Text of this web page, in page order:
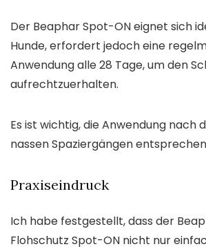
Der Beaphar Spot-ON eignet sich
Hunde, erfordert jedoch eine
Anwendung alle 28 Tage, um den
aufrechtzuerhalten.
Es ist wichtig, die Anwendung nach
nassen Spaziergängen
Praxiseindruck
Ich habe festgestellt, dass der
Flohschutz Spot-ON nicht nur